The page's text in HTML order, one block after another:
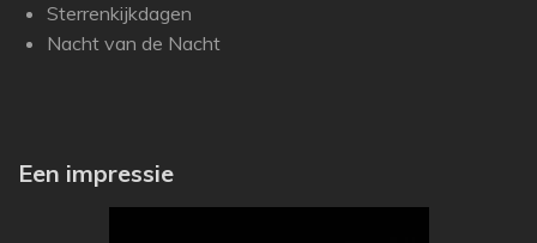
Sterrenkijkdagen
Nacht van de Nacht
Een impressie